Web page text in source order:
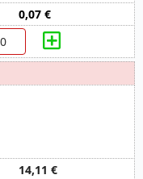
0,07 €
14,11 €